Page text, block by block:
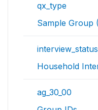
qx_type
Sample Group
interview_status
Household
ag_30_00